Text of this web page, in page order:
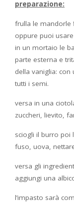
preparazione:
frulla le mandorle
oppure puoi
in un mortaio le
parte esterna e
della vaniglia:
tutti i semi.
versa in una
zuccheri, lievito,
sciogli il burro poi
fuso, uova,
versa gli
aggiungi una
l’impasto sarà